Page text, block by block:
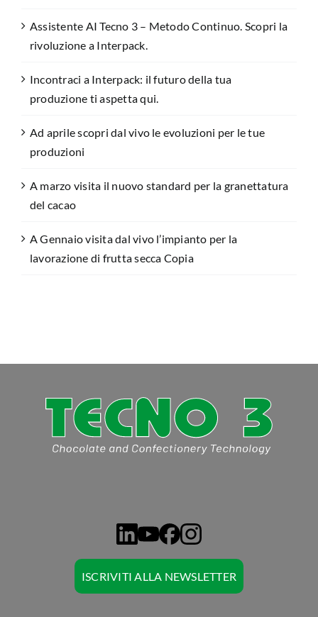
Assistente AI Tecno 3 – Metodo Continuo. Scopri la
rivoluzione a Interpack.
Incontraci a Interpack: il futuro della tua
produzione ti aspetta qui.
Ad aprile scopri dal vivo le evoluzioni per le tue
produzioni
A marzo visita il nuovo standard per la granettatura
del cacao
A Gennaio visita dal vivo l’impianto per la
lavorazione di frutta secca Copia
ISCRIVITI ALLA NEWSLETTER